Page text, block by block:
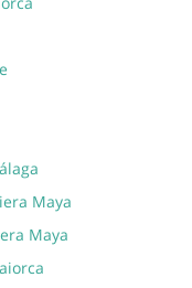
Maya
Maya